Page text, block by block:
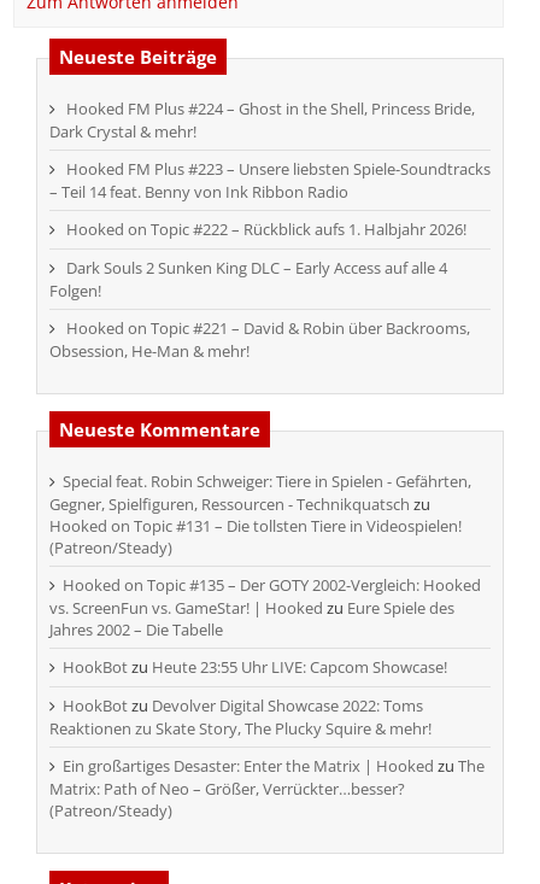
Neueste Beiträge
Hooked FM Plus #224 – Ghost in the Shell, Princess Bride,
Dark Crystal & mehr!
Hooked FM Plus #223 – Unsere liebsten Spiele-Soundtracks
– Teil 14 feat. Benny von Ink Ribbon Radio
Hooked on Topic #222 – Rückblick aufs 1. Halbjahr 2026!
Dark Souls 2 Sunken King DLC – Early Access auf alle 4
Folgen!
Hooked on Topic #221 – David & Robin über Backrooms,
Obsession, He-Man & mehr!
Neueste Kommentare
Special feat. Robin Schweiger: Tiere in Spielen - Gefährten,
Gegner, Spielfiguren, Ressourcen - Technikquatsch zu
Hooked on Topic #131 – Die tollsten Tiere in Videospielen!
(Patreon/Steady)
Hooked on Topic #135 – Der GOTY 2002-Vergleich: Hooked
vs. ScreenFun vs. GameStar! | Hooked zu Eure Spiele des
Jahres 2002 – Die Tabelle
HookBotzu Heute 23:55 Uhr LIVE: Capcom Showcase!
HookBotzu Devolver Digital Showcase 2022: Toms
Reaktionen zu Skate Story, The Plucky Squire & mehr!
Ein großartiges Desaster: Enter the Matrix | Hooked zu The
Matrix: Path of Neo – Größer, Verrückter…besser?
(Patreon/Steady)